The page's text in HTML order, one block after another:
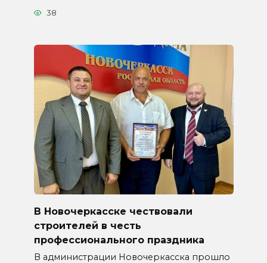
38
В Новочеркасске чествовали
строителей в честь
профессионального праздника
В администрации Новочеркасска прошло